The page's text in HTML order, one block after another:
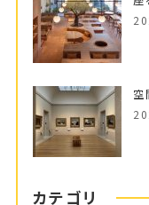
空
カテゴリ